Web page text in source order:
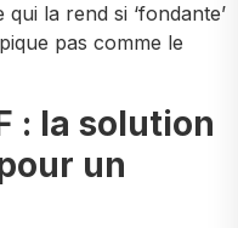
la rend si ‘fondante’
pas comme le
: la solution
un